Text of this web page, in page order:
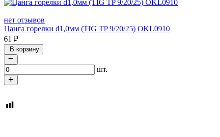
нет отзывов
Цанга горелки d1,0мм (TIG TP 9/20/25) OKL0910
61 ₽
В корзину
шт.